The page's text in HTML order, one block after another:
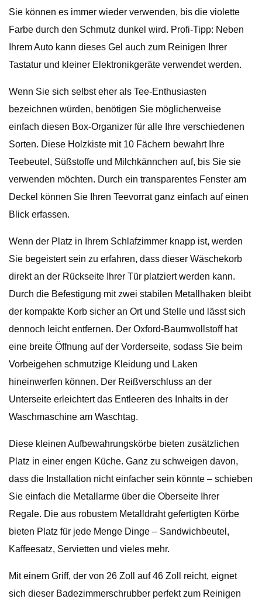
Sie können es immer wieder verwenden, bis die violette
Farbe durch den Schmutz dunkel wird. Profi-Tipp: Neben
Ihrem Auto kann dieses Gel auch zum Reinigen Ihrer
Tastatur und kleiner Elektronikgeräte verwendet werden.
Wenn Sie sich selbst eher als Tee-Enthusiasten
bezeichnen würden, benötigen Sie möglicherweise
einfach diesen Box-Organizer für alle Ihre verschiedenen
Sorten. Diese Holzkiste mit 10 Fächern bewahrt Ihre
Teebeutel, Süßstoffe und Milchkännchen auf, bis Sie sie
verwenden möchten. Durch ein transparentes Fenster am
Deckel können Sie Ihren Teevorrat ganz einfach auf einen
Blick erfassen.
Wenn der Platz in Ihrem Schlafzimmer knapp ist, werden
Sie begeistert sein zu erfahren, dass dieser Wäschekorb
direkt an der Rückseite Ihrer Tür platziert werden kann.
Durch die Befestigung mit zwei stabilen Metallhaken bleibt
der kompakte Korb sicher an Ort und Stelle und lässt sich
dennoch leicht entfernen. Der Oxford-Baumwollstoff hat
eine breite Öffnung auf der Vorderseite, sodass Sie beim
Vorbeigehen schmutzige Kleidung und Laken
hineinwerfen können. Der Reißverschluss an der
Unterseite erleichtert das Entleeren des Inhalts in der
Waschmaschine am Waschtag.
Diese kleinen Aufbewahrungskörbe bieten zusätzlichen
Platz in einer engen Küche. Ganz zu schweigen davon,
dass die Installation nicht einfacher sein könnte – schieben
Sie einfach die Metallarme über die Oberseite Ihrer
Regale. Die aus robustem Metalldraht gefertigten Körbe
bieten Platz für jede Menge Dinge – Sandwichbeutel,
Kaffeesatz, Servietten und vieles mehr.
Mit einem Griff, der von 26 Zoll auf 46 Zoll reicht, eignet
sich dieser Badezimmerschrubber perfekt zum Reinigen